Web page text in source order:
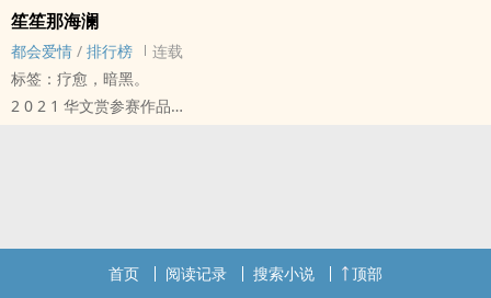
当两人尽全力报复彼此，
却也不争气地喜欢上对方。
盛夏星空，能否许个愿?
愿倾此生，爱一人。
「你到底想怎样？」当她被大家排挤，他曾经身为霸凌者，如今却在
她身旁陪伴她。
会进入数学系的，不是天才，就是眼睛长歪选错科系。
谁知这届新生来了个上课第一天就当众吵架的女孩──梁诗伶，
第一次发酒疯正巧遇上许教授，惹毛了他，落入他的魔掌。
唉，这往后的日子该如何过啊？拜托，她也是被骗来的好吗？
书封 ── 感谢 透明人、问花、夏羽芯、寒希 的制作
谁的抚媚身影在廊尽？
谁又爱着谁？
谁的微笑太倾城，夺了谁的魂？
走不散江山一路，
「妳……还未满十八岁吧？」
江汸邪恶地笑着， 「老师，我都还没说要做甚么，妳就把持不住
笙笙那海澜
都会爱情 / 排行榜
连载
标签：疗愈，暗黑。
2 0 2 1 华文赏参赛作品
她改名换姓，成为心理咨商师，
首页 阅读记录 搜索小说 顶部